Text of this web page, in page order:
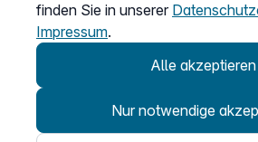
Partnerprogramm
Bug-Bounty-
Speak Up
Erfahrungen &
easybell.com
finden Sie in unserer
Impressum.
Alle akzeptieren
Nur notwendige